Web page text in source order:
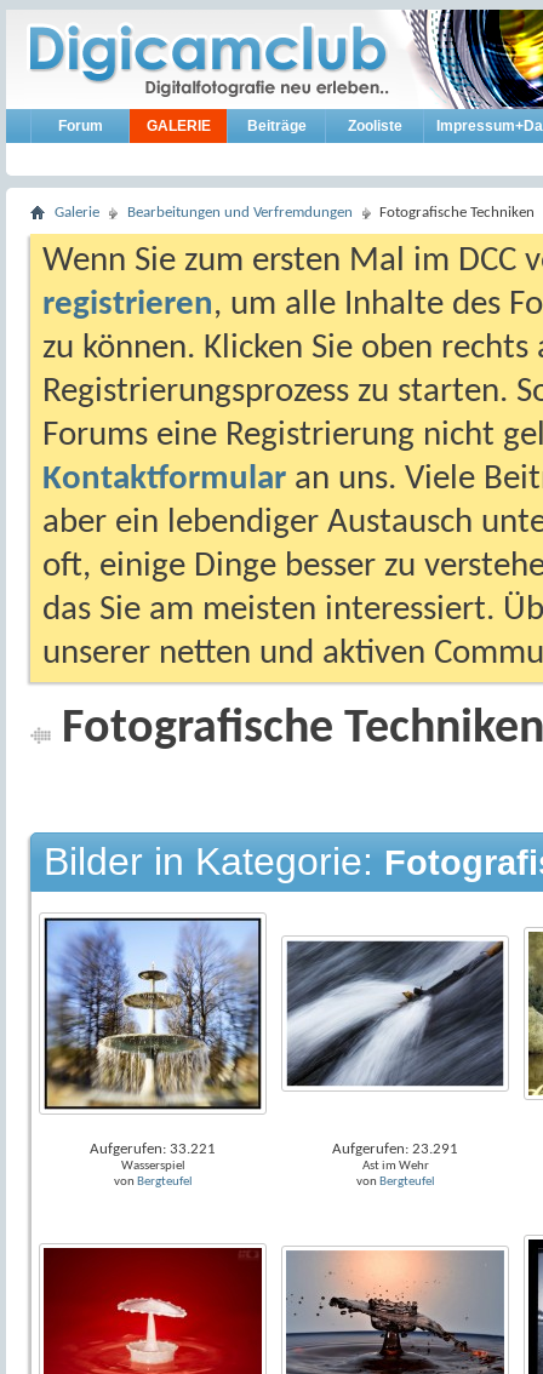
Forum GALERIE Beiträge Zooliste
Galerie Bearbeitungen und Verfremdungen Fotografische Techniken
Wenn Sie zum ersten Mal im DCC
registrieren, um alle Inhalte des
zu können. Klicken Sie oben
Registrierungsprozess zu starten.
Forums eine Registrierung nicht
Kontaktformular an uns. Viele
aber ein lebendiger Austausch
oft, einige Dinge besser zu
das Sie am meisten interessiert.
unserer netten und aktiven
Fotografische Techniken
Bilder in Kategorie:
Aufgerufen: 33.221
Wasserspiel
von Bergteufel
Aufgerufen: 23.291
Ast im Wehr
von Bergteufel